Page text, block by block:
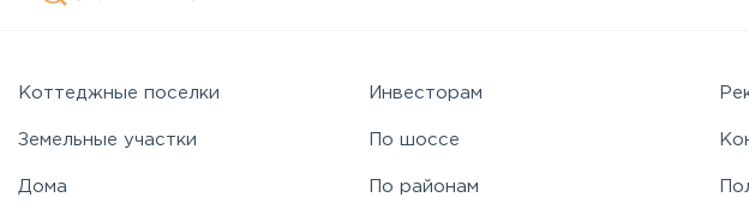
Коттеджные поселки
Земельные участки
Дома
Инвесторам
По шоссе
По районам